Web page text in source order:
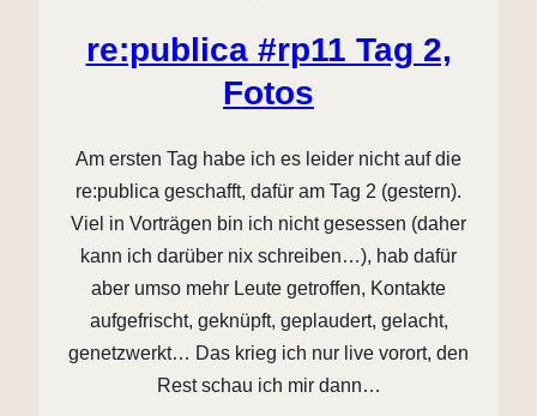
re:publica #rp11 Tag 2,
Fotos
Am ersten Tag habe ich es leider nicht auf die
re:publica geschafft, dafür am Tag 2 (gestern).
Viel in Vorträgen bin ich nicht gesessen (daher
kann ich darüber nix schreiben…), hab dafür
aber umso mehr Leute getroffen, Kontakte
aufgefrischt, geknüpft, geplaudert, gelacht,
genetzwerkt… Das krieg ich nur live vorort, den
Rest schau ich mir dann…